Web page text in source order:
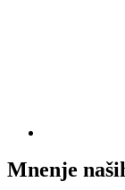
Mnenje